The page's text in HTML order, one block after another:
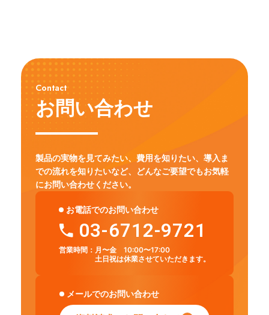
Contact
お問い合わせ
製品の実物を見てみたい、費用を知りたい、導入ま
での流れを知りたいなど、
どんなご要望でもお気軽
にお問い合わせください。
お電話でのお問い合わせ
03-6712-9721
営業時間： 月〜金 10:00〜17:00
土日祝は休業させていただきます。
メールでのお問い合わせ